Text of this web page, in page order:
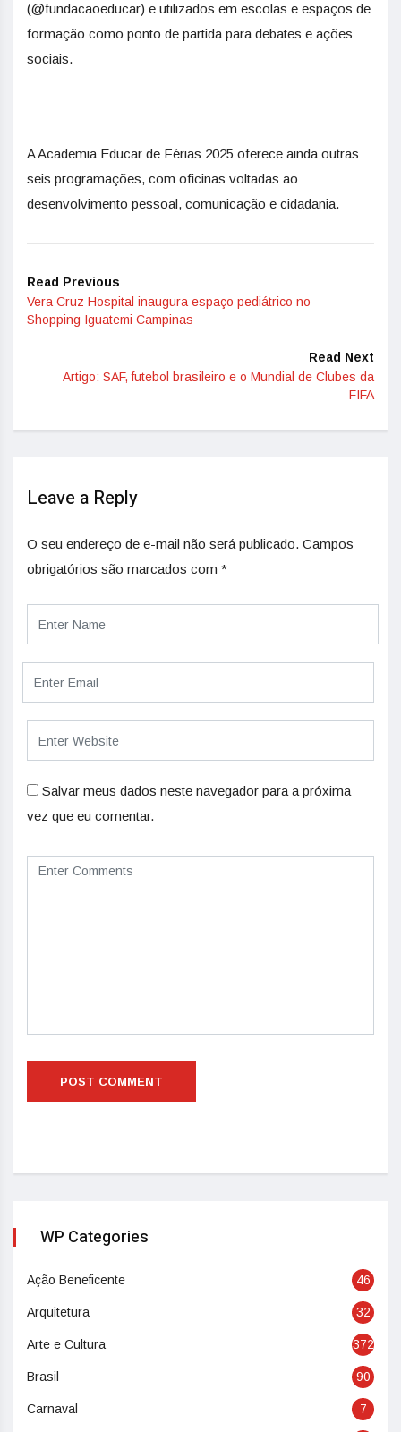
(@fundacaoeducar) e utilizados em escolas e espaços de
formação como ponto de partida para debates e ações
sociais.
A Academia Educar de Férias 2025 oferece ainda outras
seis programações, com oficinas voltadas ao
desenvolvimento pessoal, comunicação e cidadania.
Read Previous
Vera Cruz Hospital inaugura espaço pediátrico no
Shopping Iguatemi Campinas
Read Next
Artigo: SAF, futebol brasileiro e o Mundial de Clubes da
FIFA
Leave a Reply
O seu endereço de e-mail não será publicado. Campos
obrigatórios são marcados com *
Salvar meus dados neste navegador para a próxima
vez que eu comentar.
WP Categories
Ação Beneficente 46
Arquitetura 32
Arte e Cultura 372
Brasil 90
Carnaval 7